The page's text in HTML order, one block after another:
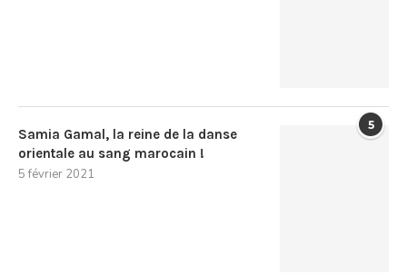
5
Samia Gamal, la reine de la danse
orientale au sang marocain !
5 février 2021